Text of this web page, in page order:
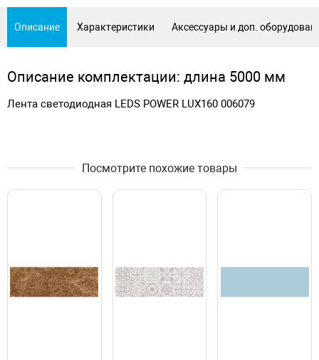
Описание Характеристики Аксессуары и доп.
Описание комплектации: длина 5000 мм
Лента светодиодная LEDS POWER LUX160 006079
Посмотрите похожие товары